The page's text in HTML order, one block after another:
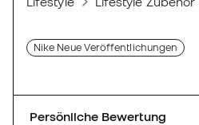
Nike Neue Veröffentlichungen
Persönliche Bewertung